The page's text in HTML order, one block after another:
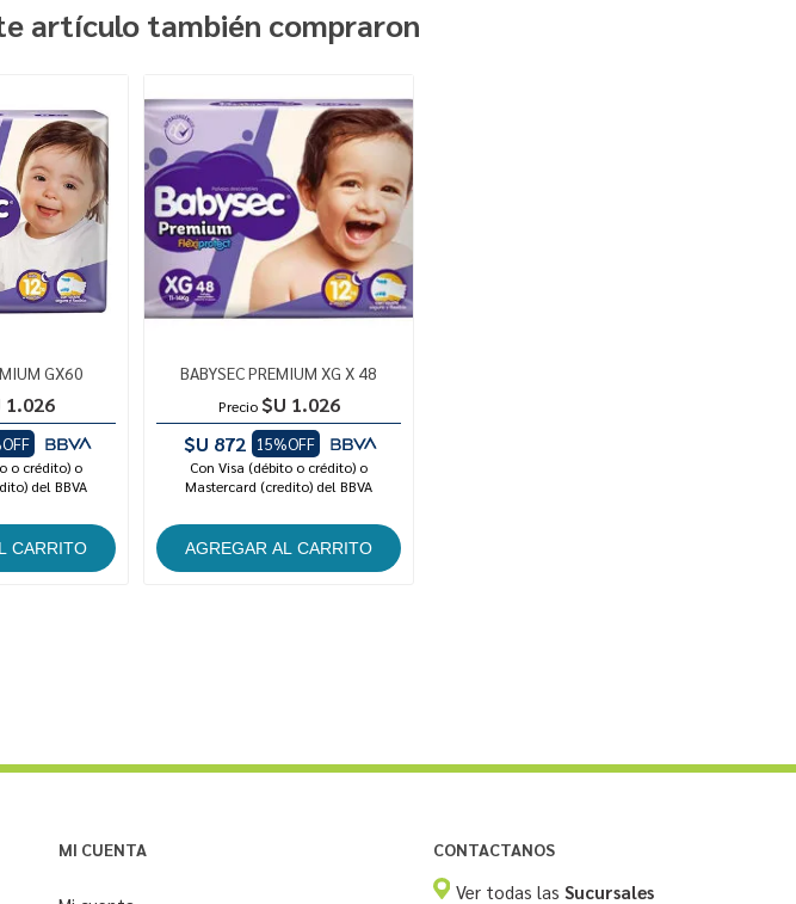
artículo también compraron
GX60
1.026
o crédito) o
del BBVA
BABYSEC PREMIUM XG X 48
Precio $U 1.026
$U 872 15%OFF
Con Visa (débito o crédito) o
Mastercard (credito) del BBVA
MI CUENTA CONTACTANOS
Ver todas las Sucursales